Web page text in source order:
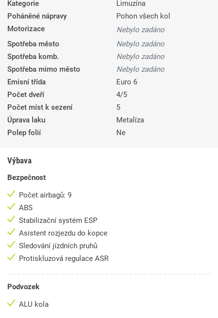
Kategorie
Limuzína
Poháněné nápravy
Pohon všech kol
Motorizace
Nebylo zadáno
Spotřeba město
Nebylo zadáno
Spotřeba komb.
Nebylo zadáno
Spotřeba mimo město
Nebylo zadáno
Emisní třída
Euro 6
Počet dveří
4/5
Počet míst k sezení
5
Úprava laku
Metalíza
Polep folií
Ne
Výbava
Bezpečnost
Počet airbagů: 9
ABS
Stabilizační systém ESP
Asistent rozjezdu do kopce
Sledování jízdních pruhů
Protiskluzová regulace ASR
Podvozek
ALU kola